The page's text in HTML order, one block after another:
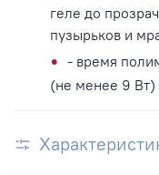
геле до
пузырьков и
- время
(не менее 9 Вт)